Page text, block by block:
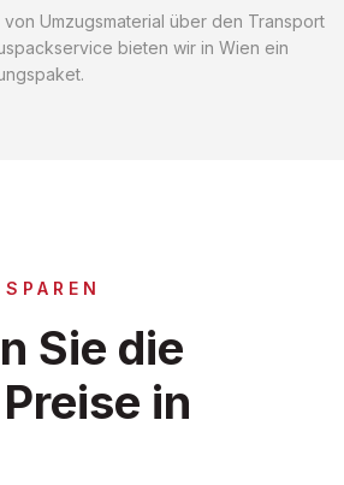
Umzugsmaterial über den Transport
bieten wir in Wien ein
Sie die
in